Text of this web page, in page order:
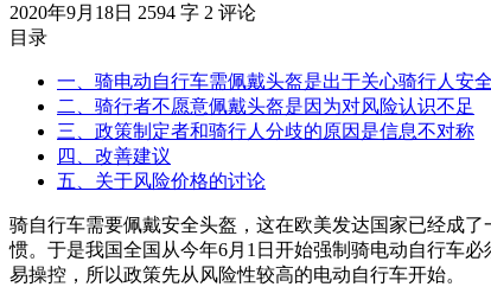
2020年9月18日 2594 字 2 评论
目录
一、骑电动自行车需佩戴头盔是出于关心骑行人安
二、骑行者不愿意佩戴头盔是因为对风险认识不足
三、政策制定者和骑行人分歧的原因是信息不对称
四、改善建议
五、关于风险价格的讨论
骑自行车需要佩戴安全头盔，这在欧美发达国家已经成
惯。于是我国全国从今年6月1日开始强制骑电动自行车
易操控，所以政策先从风险性较高的电动自行车开始。